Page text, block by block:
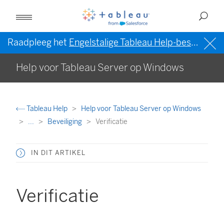
Raadpleeg het Engelstalige Tableau Help-bestand (VS)
Help voor Tableau Server op Windows
Tableau Help
Help voor Tableau Server op Windows
...
Beveiliging Verificatie
IN DIT ARTIKEL
Verificatie